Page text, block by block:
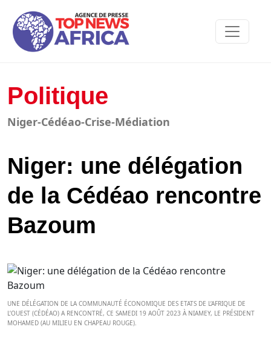
Politique
Niger-Cédéao-Crise-Médiation
Niger: une délégation
de la Cédéao rencontre
Bazoum
UNE DÉLÉGATION DE LA COMMUNAUTÉ ÉCONOMIQUE DES ETATS DE L’AFRIQUE DE
L’OUEST (CÉDÉAO) A RENCONTRÉ, CE SAMEDI 19 AOÛT 2023 À NIAMEY, LE PRÉSIDENT
MOHAMED (AU MILIEU EN CHAPEAU ROUGE).